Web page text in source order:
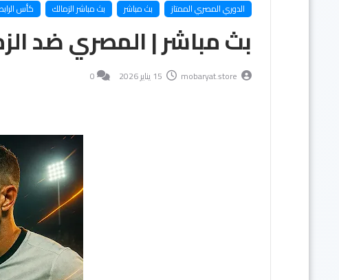
الدوري المصري الممتاز بث مباشر بث مباشر الزمالك كأس
بث مباشر | المصري ضد
mobaryat.store
0